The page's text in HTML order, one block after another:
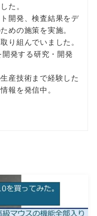
た。
開発、検査結果をデ
めの施策を実施。
り組んでいました。
発する研究・開発
産技術まで経験した
報を発信中。